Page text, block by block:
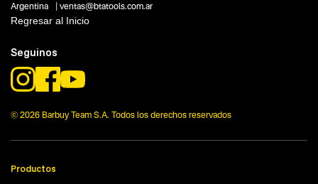
Argentina | ventas@btatools.com.ar
Regresar al Inicio
Seguinos
© 2026 Barbuy Team S.A. Todos los derechos reservados
Productos